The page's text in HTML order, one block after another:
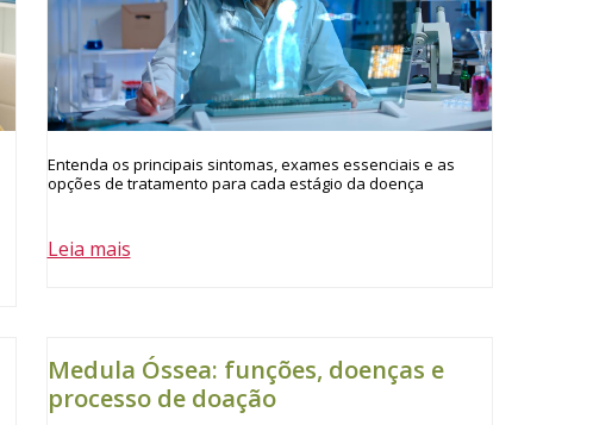
Entenda os principais sintomas, exames essenciais e as
opções de tratamento para cada estágio da doença
Leia mais
Medula Óssea: funções, doenças e
processo de doação